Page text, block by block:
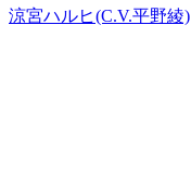
涼宮ハルヒ(C.V.平野綾)